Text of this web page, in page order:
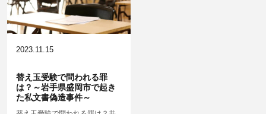
略取・誘拐・人身売買
業務妨害
公然わいせつ，わいせつ物頒布，淫
児童ポルノ・リベンジポルノ
横領 背任
危険ドラッグ
危険運転行為等
犯罪収益移転防止法違反
ストーカー事件
2023.11.15
替え玉受験で問われる罪
は？～岩手県盛岡市で起き
た私文書偽造事件～